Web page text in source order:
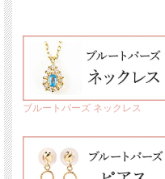
ブルートパーズ ネックレス